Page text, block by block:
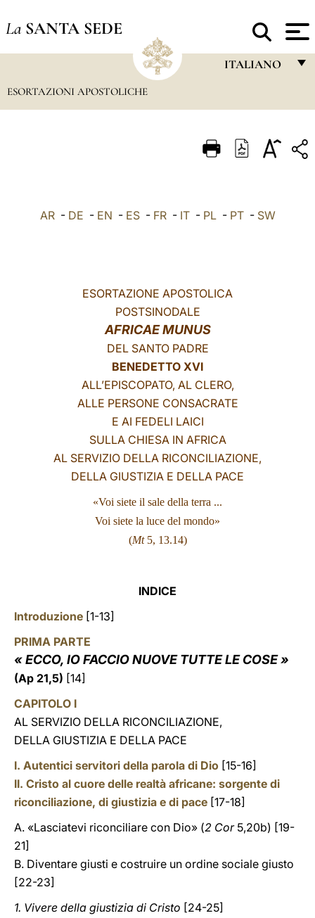
La SANTA SEDE
ITALIANO
ITALIANO
ESORTAZIONI APOSTOLICHE
AR- DE - EN - ES- FR- IT- PL- PT- SW
ESORTAZIONE APOSTOLICA
POSTSINODALE
AFRICAE MUNUS
DEL SANTO PADRE
BENEDETTO XVI
ALL’EPISCOPATO, AL CLERO,
ALLE PERSONE CONSACRATE
E AI FEDELI LAICI
SULLA CHIESA IN AFRICA
AL SERVIZIO DELLA RICONCILIAZIONE,
DELLA GIUSTIZIA E DELLA PACE
«Voi siete il sale della terra ...
Voi siete la luce del mondo»
(Mt5, 13.14)
INDICE
Introduzione [1-13]
PRIMA PARTE
« ECCO, IO FACCIO NUOVE TUTTE LE COSE »
(Ap 21,5) [14]
CAPITOLO I
AL SERVIZIO DELLA RICONCILIAZIONE,
DELLA GIUSTIZIA E DELLA PACE
I. Autentici servitori della parola di Dio [15-16]
II. Cristo al cuore delle realtà africane: sorgente di
riconciliazione, di giustizia e di pace [17-18]
A. «Lasciatevi riconciliare con Dio» (2 Cor5,20b) [19-
21]
B. Diventare giusti e costruire un ordine sociale giusto
[22-23]
1. Vivere della giustizia di Cristo [24-25]